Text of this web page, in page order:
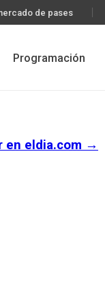
de pases
Programación
en eldia.com →